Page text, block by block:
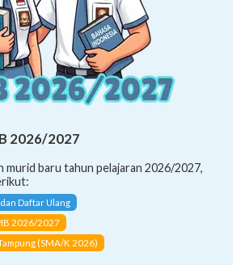
2026/2027
murid baru tahun pelajaran 2026/2027,
Daftar Ulang
2026/2027
(SMA/K 2026)